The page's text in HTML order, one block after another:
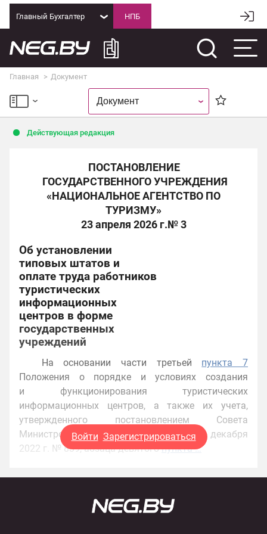
Главный Бухгалтер
Главная Документ
Действующая редакция
ПОСТАНОВЛЕНИЕ
ГОСУДАРСТВЕННОГО УЧРЕЖДЕНИЯ
«НАЦИОНАЛЬНОЕ АГЕНТСТВО ПО
ТУРИЗМУ»
23 апреля 2026 г.№ 3
Об установлении
типовых штатов и
оплате труда работников
туристических
информационных
центров в форме
государственных
учреждений
На основании части третьей пункта 7
Положения о порядке и условиях создания
и функционирования туристических
информационных центров, а также их учета,
утвержденного постановлением Совета
Министров Республики Беларусь от 7 декабря
2022 г. № 839, абзаца девятогопункта …
Войти Зарегистрироваться